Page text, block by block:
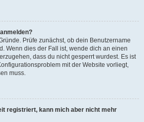
Prüfe zunächst, ob dein Benutzername
Wenn dies der Fall ist, wende dich an einen
dass du nicht gesperrt wurdest. Es ist
mit der Website vorliegt,
muss.
registriert, kann mich aber nicht mehr